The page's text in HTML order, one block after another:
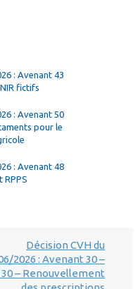
: Avenant 43
fictifs
: Avenant 50
pour le
: Avenant 48
RPPS
Décision CVH du
2026 : Avenant 30 –
– Renouvellement